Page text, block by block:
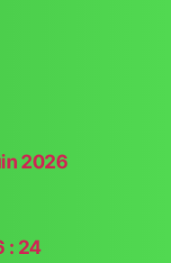
2026
: 24